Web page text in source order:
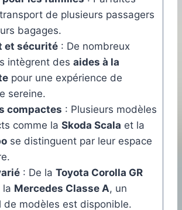
de plusieurs passagers
bagages.
et sécurité: De nombreux
intègrent des aides à la
pour une expérience de
sereine.
compactes : Plusieurs modèles
comme la Skoda Scala et la
se distinguent par leur espace
: De la Toyota Corolla GR
la Mercedes Classe A, un
de modèles est disponible.